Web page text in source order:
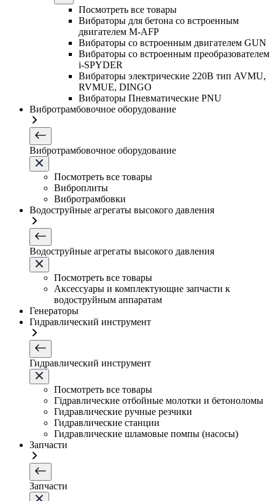
Посмотреть все товары
Вибраторы для бетона со встроенным
двигателем M-AFP
Вибраторы со встроенным двигателем GUN
Вибраторы со встроенным преобразователем
i-SPYDER
Вибраторы электрические 220B тип AVMU,
RVMUE, DINGO
Вибраторы Пневматические PNU
Вибротрамбовочное оборудование
Вибротрамбовочное оборудование
Посмотреть все товары
Виброплиты
Вибротрамбовки
Водоструйные агрегаты высокого давления
Водоструйные агрегаты высокого давления
Посмотреть все товары
Аксессуары и комплектующие запчасти к
водоструйным аппаратам
Генераторы
Гидравлический инструмент
Гидравлический инструмент
Посмотреть все товары
Гідравлические отбойные молотки и бетоноломы
Гидравлические ручные резчики
Гидравлические станции
Гидравлические шламовые помпы (насосы)
Запчасти
Запчасти